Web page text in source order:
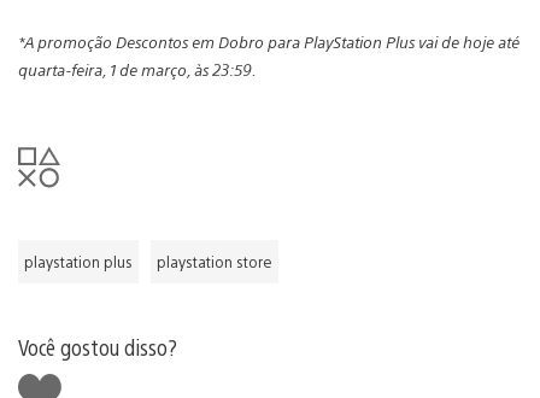
*A promoção Descontos em Dobro para PlayStation Plus vai de hoje até
quarta-feira, 1 de março, às 23:59.
playstation plus playstation store
Você gostou disso?
Curtir